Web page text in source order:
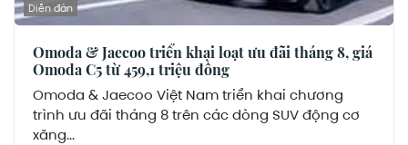
Diễn đàn
Omoda & Jaecoo triển khai loạt ưu đãi tháng 8, giá
Omoda C5 từ 459,1 triệu đồng
Omoda & Jaecoo Việt Nam triển khai chương
trình ưu đãi tháng 8 trên các dòng SUV động cơ
xăng...